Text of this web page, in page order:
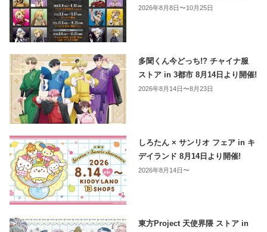
2026年8月8日〜10月25日
多聞くん今どっち!? チャイナ服
ストア in 3都市 8月14日より開催!
2026年8月14日〜8月23日
しろたん × サンリオ フェア in キ
デイランド 8月14日より開催!
2026年8月14日〜
東方Project 天使界隈 ストア in